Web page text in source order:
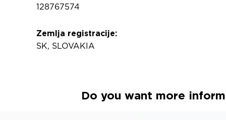
128767574
Zemlja registracije:
SK, SLOVAKIA
Do you want more